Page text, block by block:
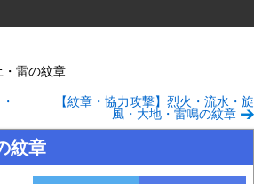
・雷の紋章
【紋章・協力攻撃】烈火・流水・旋
風・大地・雷鳴の紋章
紋章